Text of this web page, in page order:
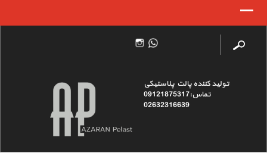
تولید کننده پالت پلاستیکی
تماس:09121875317
02632316639